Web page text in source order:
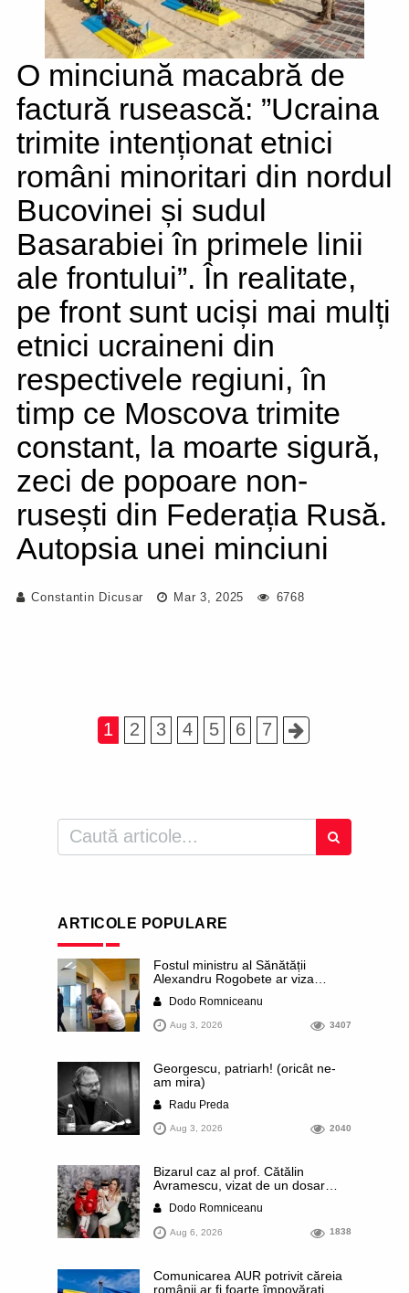
O minciună macabră de
factură rusească: ”Ucraina
trimite intenționat etnici
români minoritari din nordul
Bucovinei și sudul
Basarabiei în primele linii
ale frontului”. În realitate,
pe front sunt uciși mai mulți
etnici ucraineni din
respectivele regiuni, în
timp ce Moscova trimite
constant, la moarte sigură,
zeci de popoare non-
rusești din Federația Rusă.
Autopsia unei minciuni
Constantin Dicusar Mar 3, 2025 6768
1 2 3 4 5 6 7
ARTICOLE POPULARE
Fostul ministru al Sănătății
Alexandru Rogobete ar viza
al orașului Timișoara. Pesedistul
publică imagini demne de Coreea
de Nord cu femei din Timișoara
Dodo Romniceanu
Aug 3, 2026 3407
Georgescu, patriarh! (oricât ne-
am mira)
Radu Preda
Aug 3, 2026 2040
Bizarul caz al prof. Cătălin
Avramescu, vizat de un dosar
DIICOT pentru „pornografie
infantilă”. Miroase a execuție
stalinistă. Cea mai imundă parte a
presei publică inclusiv documente
dezvăluite date ultra-personale
ale profesorului, inclusiv
Dodo Romniceanu
Aug 6, 2026 1838
Comunicarea AUR potrivit căreia
românii ar fi foarte împovărați